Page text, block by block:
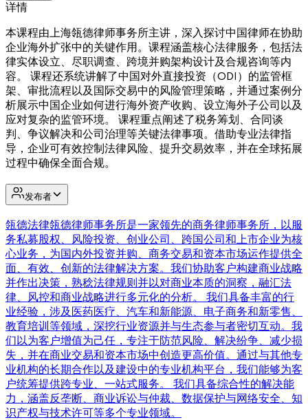
详情
本课程由上海瓴德律师事务所主讲，深入探讨中国律师在协助
企业海外扩张中的关键作用。课程涵盖核心法律服务，包括法
律实体设立、尽职调查、跨境并购架构设计及合规咨询等内
容。 课程还系统讲解了中国对外直接投资（ODI）的监管框
架、审批流程以及国际交易中的风险管理策略，并通过案例分
析展示中国企业如何进行海外资产收购、设立海外子公司以及
应对复杂的监管环境。 课程重点阐述了税务筹划、合同谈
判、争议解决和公司治理等关键法律事项。借助专业法律指
导，企业可有效控制法律风险、提升交易效率，并在全球拓展
过程中确保全面合规。
发布者
瓴德法律瓴德律师事务所是一家领先的商务律师事务所，以服
务私募股权、风险投资、创业公司、跨国公司和上市企业为核
心业务，为国内外投资并购、商务交易和资本市场运作提供全
面、有效、创新的法律解决方案。我们协助客户构建商业战略
并作出决策，熟稔法律规则并以对商业本质的洞察，融汇法
律、风控和商业战略进行多元化的分析。 我们具备丰富的行
业经验，涉及医药医疗、汽车和新能源、电子商务和新零售、
教育培训等领域，深挖行业资源并与生态参与者密切互动。我
们以为客户增值为己任，专注于防范风险、解决纷争、减少损
失，并在商业交易和资本市场中创造更高价值。通过与其他专
业机构的长期合作以及建设中的专业机构平台，我们能够为客
户统筹提供跨专业、一站式服务。 我们具备综合性的解决能
力，涵盖反垄断、商业诉讼与仲裁、数据保护与网络安全、知
识产权与技术许可等多个专业领域。